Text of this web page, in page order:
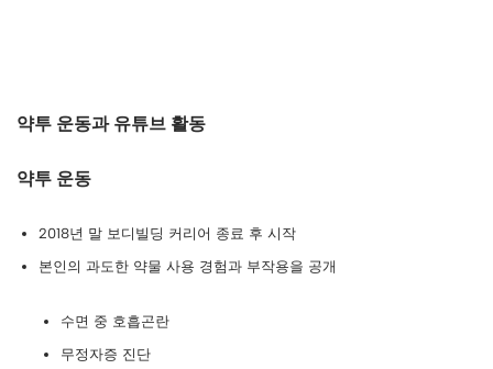
약투 운동과 유튜브 활동
약투 운동
2018년 말 보디빌딩 커리어 종료 후 시작
본인의 과도한 약물 사용 경험과 부작용을 공개
수면 중 호흡곤란
무정자증 진단